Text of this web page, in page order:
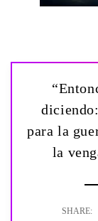
para la
la